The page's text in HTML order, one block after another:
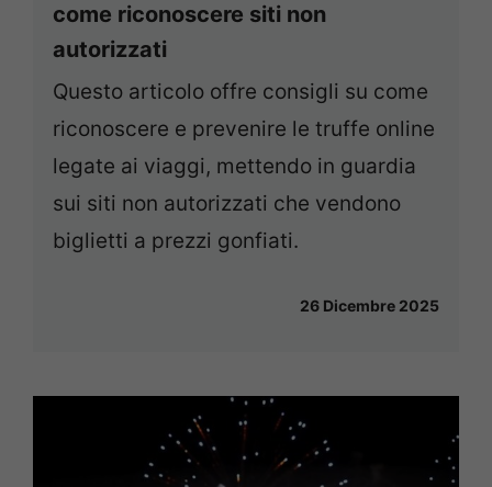
come riconoscere siti non
autorizzati
Questo articolo offre consigli su come
riconoscere e prevenire le truffe online
legate ai viaggi, mettendo in guardia
sui siti non autorizzati che vendono
biglietti a prezzi gonfiati.
26 Dicembre 2025